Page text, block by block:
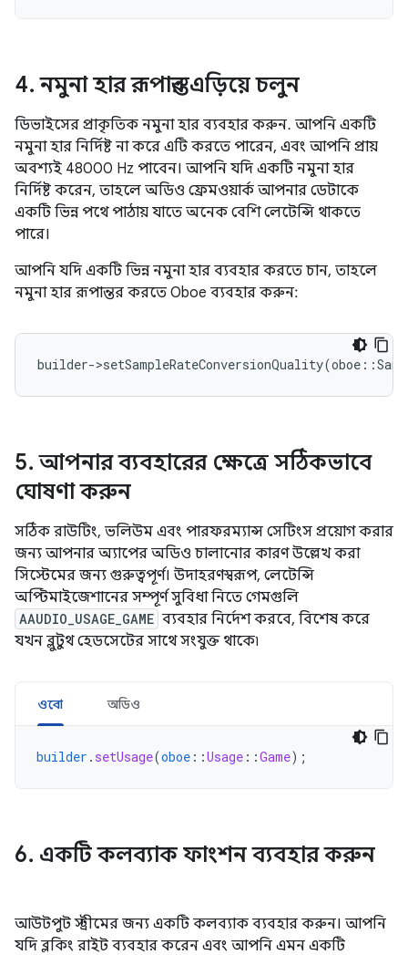
4. নমুনা হার রূপান্তর এড়িয়ে চলুন
ডিভাইসের প্রাকৃতিক নমুনা হার ব্যবহার করুন. আপনি একটি
নমুনা হার নির্দিষ্ট না করে এটি করতে পারেন, এবং আপনি প্রায়
অবশ্যই 48000 Hz পাবেন। আপনি যদি একটি নমুনা হার
নির্দিষ্ট করেন, তাহলে অডিও ফ্রেমওয়ার্ক আপনার ডেটাকে
একটি ভিন্ন পথে পাঠায় যাতে অনেক বেশি লেটেন্সি থাকতে
পারে।
আপনি যদি একটি ভিন্ন নমুনা হার ব্যবহার করতে চান, তাহলে
নমুনা হার রূপান্তর করতে Oboe ব্যবহার করুন:
5. আপনার ব্যবহারের ক্ষেত্রে সঠিকভাবে
ঘোষণা করুন
সঠিক রাউটিং, ভলিউম এবং পারফরম্যান্স সেটিংস প্রয়োগ করার
জন্য আপনার অ্যাপের অডিও চালানোর কারণ উল্লেখ করা
সিস্টেমের জন্য গুরুত্বপূর্ণ। উদাহরণস্বরূপ, লেটেন্সি
অপ্টিমাইজেশানের সম্পূর্ণ সুবিধা নিতে গেমগুলি
AAUDIO_USAGE_GAME ব্যবহার নির্দেশ করবে, বিশেষ করে
যখন ব্লুটুথ হেডসেটের সাথে সংযুক্ত থাকে৷
ওবো অডিও
builder . setUsage(oboe ::Usage ::Game);
6. একটি কলব্যাক ফাংশন ব্যবহার করুন
আউটপুট স্ট্রীমের জন্য একটি কলব্যাক ব্যবহার করুন। আপনি
যদি ব্লকিং রাইট ব্যবহার করেন এবং আপনি এমন একটি